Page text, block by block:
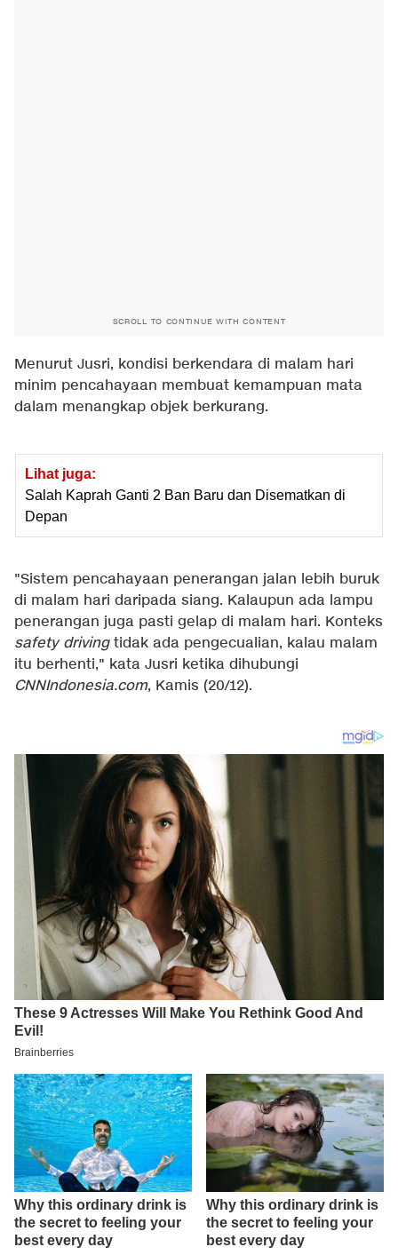
SCROLL TO CONTINUE WITH CONTENT
Menurut Jusri, kondisi berkendara di malam hari
minim pencahayaan membuat kemampuan mata
dalam menangkap objek berkurang.
Lihat juga:
Salah Kaprah Ganti 2 Ban Baru dan Disematkan di
Depan
"Sistem pencahayaan penerangan jalan lebih buruk
di malam hari daripada siang. Kalaupun ada lampu
penerangan juga pasti gelap di malam hari. Konteks
safety drivingtidak ada pengecualian, kalau malam
itu berhenti," kata Jusri ketika dihubungi
CNNIndonesia.com, Kamis (20/12).